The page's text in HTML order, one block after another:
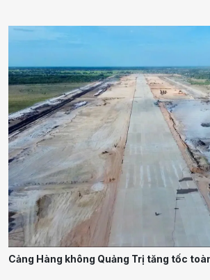
Cảng Hàng không Quảng Trị tăng tốc